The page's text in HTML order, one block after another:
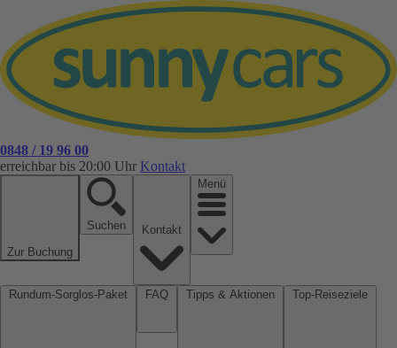
0848 / 19 96 00
erreichbar bis 20:00 Uhr Kontakt
Zur Buchung
Suchen
Menü